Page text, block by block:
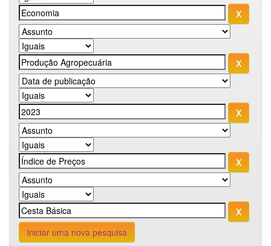
Iniciar uma nova pesquisa